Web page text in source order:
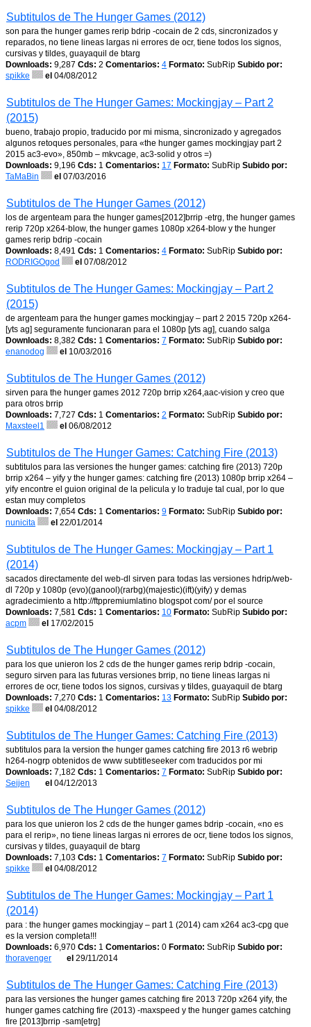
Subtitulos de The Hunger Games (2012)
son para the hunger games rerip bdrip -cocain de 2 cds, sincronizados y
reparados, no tiene lineas largas ni errores de ocr, tiene todos los signos,
cursivas y tildes, guayaquil de btarg
Downloads: 9,287 Cds: 2 Comentarios: 4 Formato: SubRip Subido por:
spikke
el 04/08/2012
Subtitulos de The Hunger Games: Mockingjay – Part 2
(2015)
bueno, trabajo propio, traducido por mi misma, sincronizado y agregados
algunos retoques personales, para «the hunger games mockingjay part 2
2015 ac3-evo», 850mb – mkvcage, ac3-solid y otros =)
Downloads: 9,196 Cds: 1 Comentarios: 17 Formato: SubRip Subido por:
TaMaBin
el 07/03/2016
Subtitulos de The Hunger Games (2012)
los de argenteam para the hunger games[2012]brrip -etrg, the hunger games
rerip 720p x264-blow, the hunger games 1080p x264-blow y the hunger
games rerip bdrip -cocain
Downloads: 8,491 Cds: 1 Comentarios: 4 Formato: SubRip Subido por:
RODRIGOgod
el 07/08/2012
Subtitulos de The Hunger Games: Mockingjay – Part 2
(2015)
de argenteam para the hunger games mockingjay – part 2 2015 720p x264-
[yts ag] seguramente funcionaran para el 1080p [yts ag], cuando salga
Downloads: 8,382 Cds: 1 Comentarios: 7 Formato: SubRip Subido por:
enanodog
el 10/03/2016
Subtitulos de The Hunger Games (2012)
sirven para the hunger games 2012 720p brrip x264,aac-vision y creo que
para otros brrip
Downloads: 7,727 Cds: 1 Comentarios: 2 Formato: SubRip Subido por:
Maxsteel1
el 06/08/2012
Subtitulos de The Hunger Games: Catching Fire (2013)
subtitulos para las versiones the hunger games: catching fire (2013) 720p
brrip x264 – yify y the hunger games: catching fire (2013) 1080p brrip x264 –
yify encontre el guion original de la pelicula y lo traduje tal cual, por lo que
estan muy completos
Downloads: 7,654 Cds: 1 Comentarios: 9 Formato: SubRip Subido por:
nunicita
el 22/01/2014
Subtitulos de The Hunger Games: Mockingjay – Part 1
(2014)
sacados directamente del web-dl sirven para todas las versiones hdrip/web-
dl 720p y 1080p (evo)(ganool)(rarbg)(majestic)(ift)(yify) y demas
agradecimiento a http://ftppremiumlatino blogspot com/ por el source
Downloads: 7,581 Cds: 1 Comentarios: 10 Formato: SubRip Subido por:
acpm
el 17/02/2015
Subtitulos de The Hunger Games (2012)
para los que unieron los 2 cds de the hunger games rerip bdrip -cocain,
seguro sirven para las futuras versiones brrip, no tiene lineas largas ni
errores de ocr, tiene todos los signos, cursivas y tildes, guayaquil de btarg
Downloads: 7,270 Cds: 1 Comentarios: 13 Formato: SubRip Subido por:
spikke
el 04/08/2012
Subtitulos de The Hunger Games: Catching Fire (2013)
subtitulos para la version the hunger games catching fire 2013 r6 webrip
h264-nogrp obtenidos de www subtitleseeker com traducidos por mi
Downloads: 7,182 Cds: 1 Comentarios: 7 Formato: SubRip Subido por:
Seijen
el 04/12/2013
Subtitulos de The Hunger Games (2012)
para los que unieron los 2 cds de the hunger games bdrip -cocain, «no es
para el rerip», no tiene lineas largas ni errores de ocr, tiene todos los signos,
cursivas y tildes, guayaquil de btarg
Downloads: 7,103 Cds: 1 Comentarios: 7 Formato: SubRip Subido por:
spikke
el 04/08/2012
Subtitulos de The Hunger Games: Mockingjay – Part 1
(2014)
para : the hunger games mockingjay – part 1 (2014) cam x264 ac3-cpg que
es la version completa!!!
Downloads: 6,970 Cds: 1 Comentarios: 0 Formato: SubRip Subido por:
thoravenger
el 29/11/2014
Subtitulos de The Hunger Games: Catching Fire (2013)
para las versiones the hunger games catching fire 2013 720p x264 yify, the
hunger games catching fire (2013) -maxspeed y the hunger games catching
fire [2013]brrip -sam[etrg]